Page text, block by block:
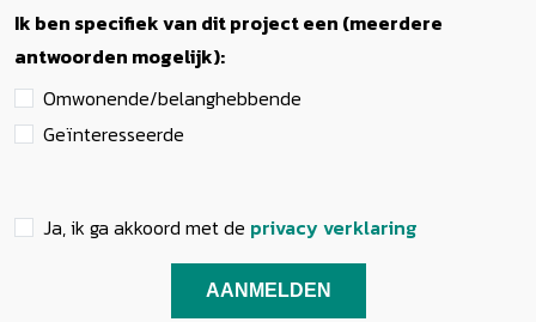
Woonwensen
Ik ben specifiek van dit project een (meerdere
antwoorden mogelijk):
Omwonende/belanghebbende
Geïnteresseerde
Afronden
Ja, ik ga akkoord met de privacy verklaring